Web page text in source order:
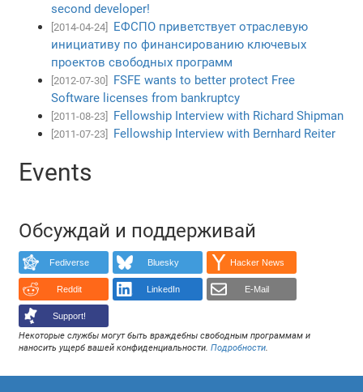
second developer!
[2014-04-24]
ЕФСПО приветствует отраслевую
инициативу по финансированию ключевых
проектов свободных программ
[2012-07-30]
FSFE wants to better protect Free
Software licenses from bankruptcy
[2011-08-23] Fellowship Interview with Richard Shipman
[2011-07-23] Fellowship Interview with Bernhard Reiter
Events
Обсуждай и поддерживай
Fediverse Bluesky Hacker News
Reddit LinkedIn E-Mail
Support!
Некоторые службы могут быть враждебны свободным программам и
наносить ущерб вашей конфиденциальности.Подробности.